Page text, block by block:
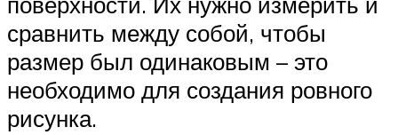
сравнить между собой, чтобы
размер был одинаковым – это
необходимо для создания ровного
рисунка.